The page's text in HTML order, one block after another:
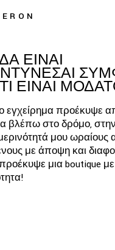
ΕΙΝΑΙ
ΕΙΝΑΙ
εγχείρημα προέκυψε
βλέπω στο δρόμο, στην
μου
με άποψη και
μια boutique με